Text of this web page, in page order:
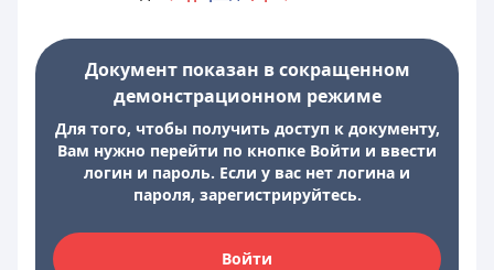
Документ показан в сокращенном
демонстрационном режиме
Для того, чтобы получить доступ к документу,
Вам нужно перейти по кнопке Войти и ввести
логин и пароль. Если у вас нет логина и
пароля, зарегистрируйтесь.
Войти